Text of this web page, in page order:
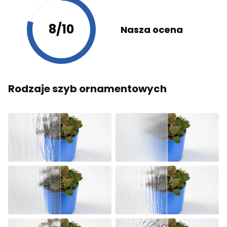
8/10 Nasza ocena
Rodzaje szyb ornamentowych